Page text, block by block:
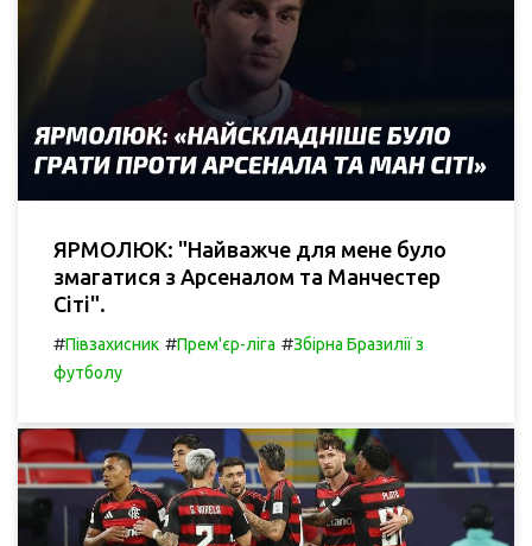
ЯРМОЛЮК: "Найважче для мене було
змагатися з Арсеналом та Манчестер
Сіті".
#Півзахисник #Прем'єр-ліга #Збірна Бразилії з
футболу